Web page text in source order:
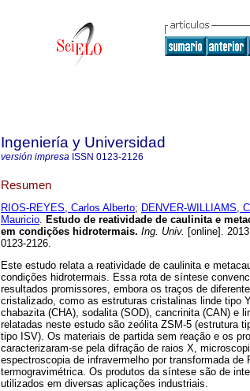
Ingeniería y Universidad
versión impresa ISSN 0123-2126
Resumen
RIOS-REYES, Carlos Alberto; DENVER-WILLIAMS,
Mauricio. Estudo de reatividade de caulinita e
em condições hidrotermais. Ing. Univ. [online].
0123-2126.
Este estudo relata a reatividade de caulinita e
condições hidrotermais. Essa rota de síntese
resultados promissores, embora os traços de
cristalizado, como as estruturas cristalinas linde tipo
chabazita (CHA), sodalita (SOD), cancrinita (CAN) e
relatadas neste estudo são zeólita ZSM-5 (estrutura
tipo ISV). Os materiais de partida sem reação e os
caracterizaram-se pela difração de raios X,
espectroscopia de infravermelho por transformada de
termogravimétrica. Os produtos da síntese são de
utilizados em diversas aplicações industriais.